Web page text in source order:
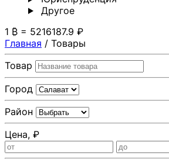
Другoе
1 ₿ = 5216187.9 ₽
Главная / Товары
Товар
Город
Район
Цена, ₽